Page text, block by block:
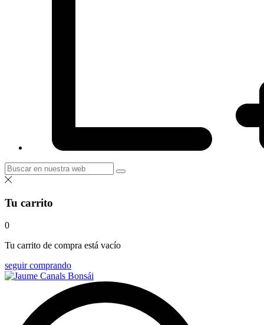
Tu carrito
0
Tu carrito de compra está vacío
seguir comprando